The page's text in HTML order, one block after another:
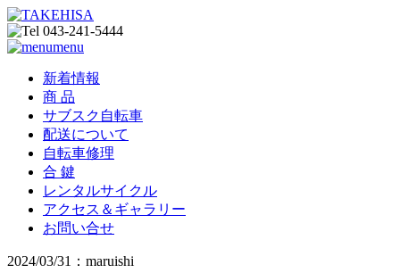
menu
新着情報
商 品
サブスク自転車
配送について
自転車修理
合 鍵
レンタルサイクル
アクセス＆ギャラリー
お問い合せ
2024/03/31：maruishi